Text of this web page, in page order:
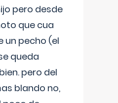
pero desde
que cua
un pecho (el
queda
pero del
blando no,